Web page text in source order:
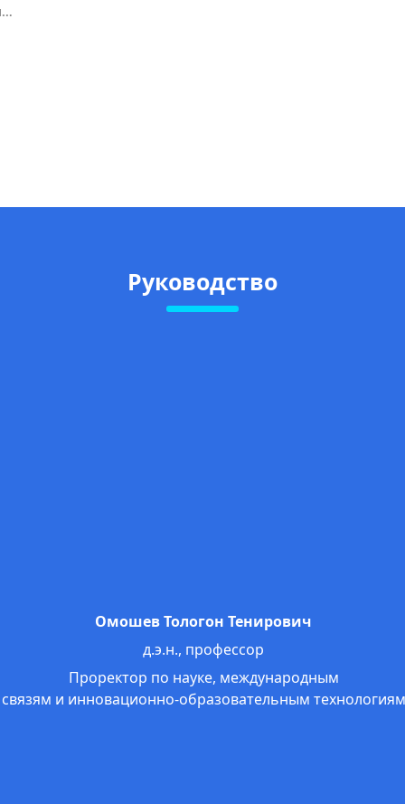
Руководство
Омошев Тологон Тенирович
д.э.н., профессор
Проректор по науке, международным
связям и инновационно-образовательным технологиям